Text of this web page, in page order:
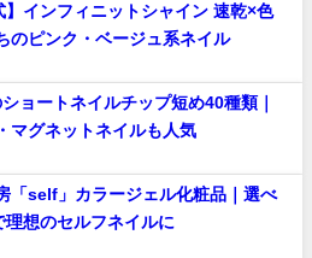
】インフィニットシャイン 速乾×色
のピンク・ベージュ系ネイル
ョートネイルチップ短め40種類｜
マグネットネイルも人気
「self」カラージェル化粧品｜選べ
理想のセルフネイルに